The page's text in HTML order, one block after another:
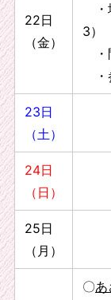
22日
（金）
・
3）
・
・
23日
（土）
24日
（日）
25日
（月）
〇